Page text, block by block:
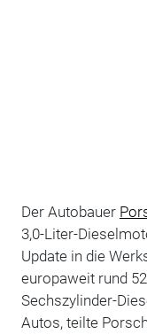
Der Autobauer
3,0-Liter-
Update in die
europaweit rund
Sechszylinder-
Autos, teilte